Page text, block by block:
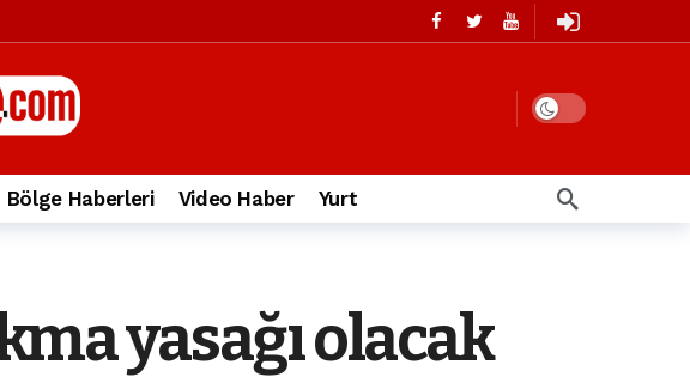
10 ay önce
Bölge Haberleri Video Haber Yurt
yasağı olacak